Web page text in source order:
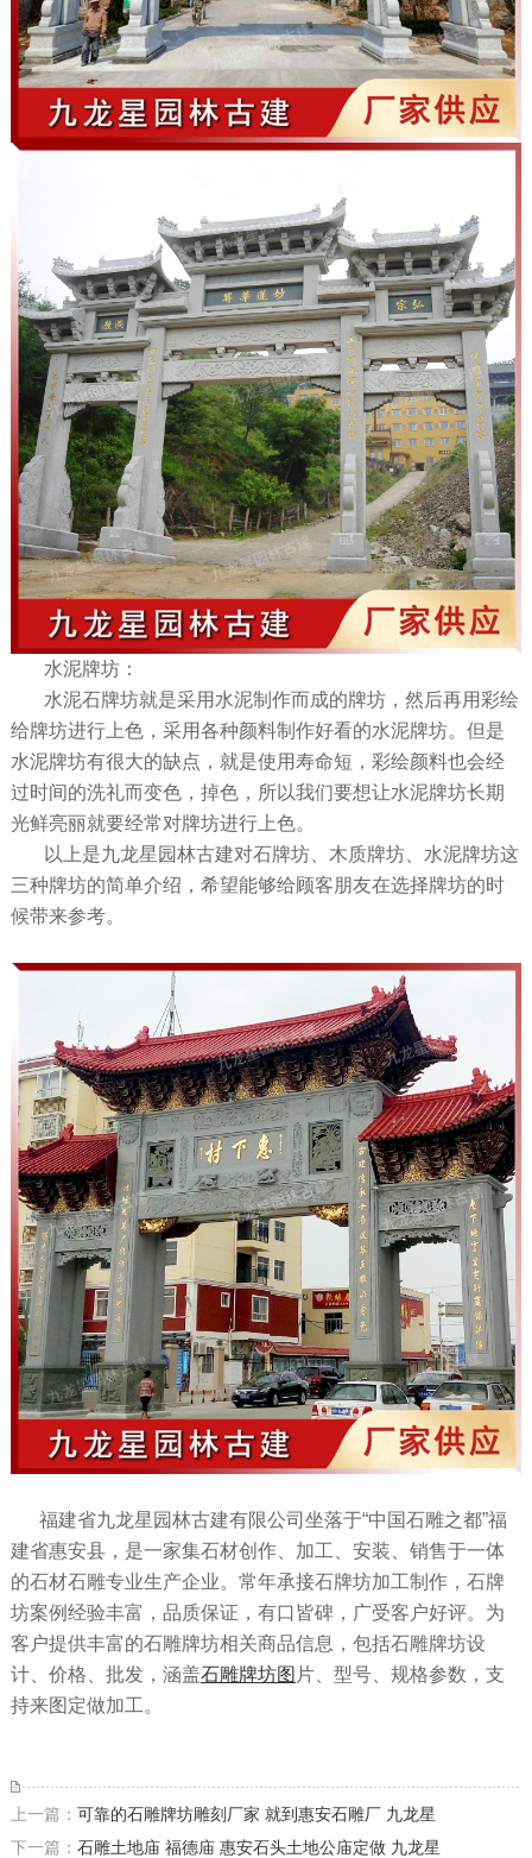
水泥牌坊：
水泥石牌坊就是采用水泥制作而成的牌坊，然后再用彩绘
给牌坊进行上色，采用各种颜料制作好看的水泥牌坊。但是
水泥牌坊有很大的缺点，就是使用寿命短，彩绘颜料也会经
过时间的洗礼而变色，掉色，所以我们要想让水泥牌坊长期
光鲜亮丽就要经常对牌坊进行上色。
以上是九龙星园林古建对石牌坊、木质牌坊、水泥牌坊这
三种牌坊的简单介绍，希望能够给顾客朋友在选择牌坊的时
候带来参考。
福建省九龙星园林古建有限公司坐落于“中国石雕之都”福
建省惠安县，是一家集石材创作、加工、安装、销售于一体
的石材石雕专业生产企业。常年承接石牌坊加工制作，石牌
坊案例经验丰富，品质保证，有口皆碑，广受客户好评。为
客户提供丰富的石雕牌坊相关商品信息，包括石雕牌坊设
计、价格、批发，涵盖石雕牌坊图 片、型号、规格参数，支
持来图定做加工。
上一篇： 可靠的石雕牌坊雕刻厂家 就到惠安石雕厂 九龙星
下一篇： 石雕土地庙 福德庙 惠安石头土地公庙定做 九龙星